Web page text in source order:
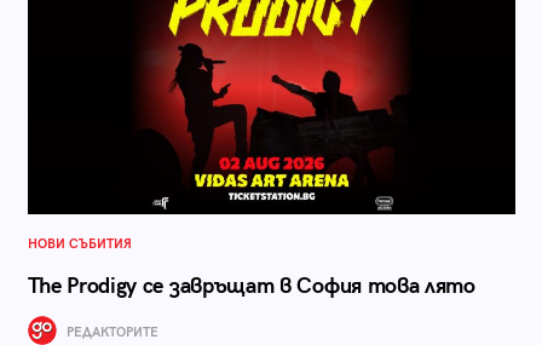
НОВИ СЪБИТИЯ
The Prodigy се завръщат в София това лято
РЕДАКТОРИТЕ